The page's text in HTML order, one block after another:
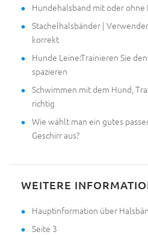
Hundehalsband mit oder ohne
Stachelhalsbänder |
korrekt
Hunde Leine:Trainieren Sie
spazieren
Schwimmen mit dem Hund,
richtig
Wie wählt man ein gutes
Geschirr aus?
WEITERE
Hauptinformation über
Seite 3